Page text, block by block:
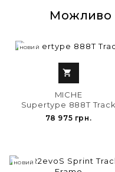
Можливо
НОВИЙ

MICHE
Supertype 888T Track
78 975 грн.
НОВИЙ